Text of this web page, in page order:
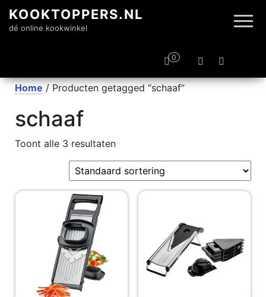
KOOKTOPPERS.NL
dé online kookwinkel
0
Home / Producten getagged “schaaf”
schaaf
Toont alle 3 resultaten